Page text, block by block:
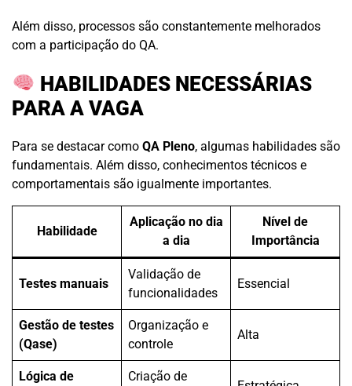
Além disso, processos são constantemente melhorados
com a participação do QA.
HABILIDADES NECESSÁRIAS
PARA A VAGA
Para se destacar como QA Pleno, algumas habilidades são
fundamentais. Além disso, conhecimentos técnicos e
comportamentais são igualmente importantes.
Habilidade
Aplicação no dia
a dia
Nível de
Importância
Testes manuais
Validação de
funcionalidades
Essencial
Gestão de testes
(Qase)
Organização e
controle
Alta
Lógica de
Criação de